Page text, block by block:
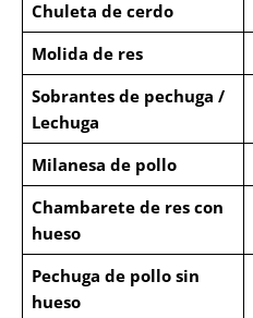
Chuleta de cerdo
Molida de res
Sobrantes de pechuga /
Lechuga
Milanesa de pollo
Chambarete de res con
hueso
Pechuga de pollo sin
hueso